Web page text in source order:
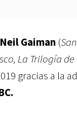
Neil Gaiman (
La Trilogía de
gracias a la